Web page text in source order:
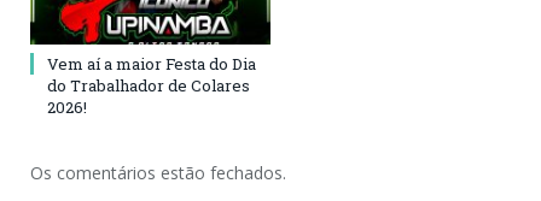
Vem aí a maior Festa do Dia
do Trabalhador de Colares
2026!
Os comentários estão fechados.